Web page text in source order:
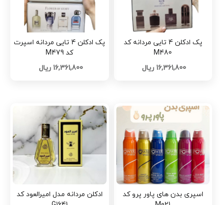
پک ادکلن 4 تایی مردانه کد
M480
16,361,800 ریال
پک ادکلن 4 تایی مردانه اسپرت
کد M479
16,361,800 ریال
اسپری بدن های پاور پرو کد
ادکلن مردانه مدل امیرالعود کد